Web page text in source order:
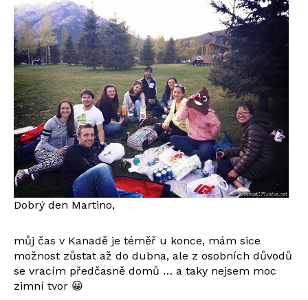
Dobrý den Martino,
můj čas v Kanadě je téměř u konce, mám sice
možnost zůstat až do dubna, ale z osobních důvodů
se vracím předčasně domů … a taky nejsem moc
zimní tvor 😀